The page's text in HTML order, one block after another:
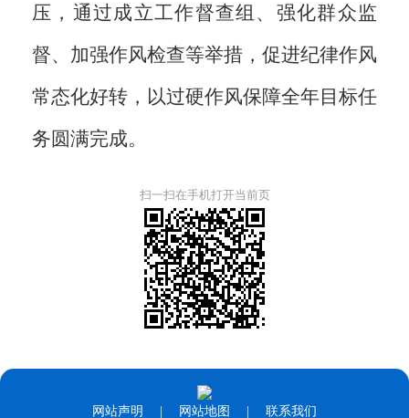
压，通过成立工作督查组、强化群众监
督、加强作风检查等举措，促进纪律作风
常态化好转，以过硬作风保障全年目标任
务圆满完成。
扫一扫在手机打开当前页
网站声明 | 网站地图 | 联系我们